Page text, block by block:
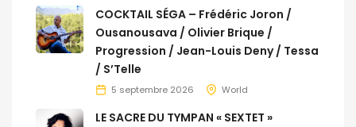
COCKTAIL SÉGA – Frédéric Joron /
Ousanousava / Olivier Brique /
Progression / Jean-Louis Deny / Tessa
/ S’Telle
5 septembre 2026 World
LE SACRE DU TYMPAN « SEXTET »